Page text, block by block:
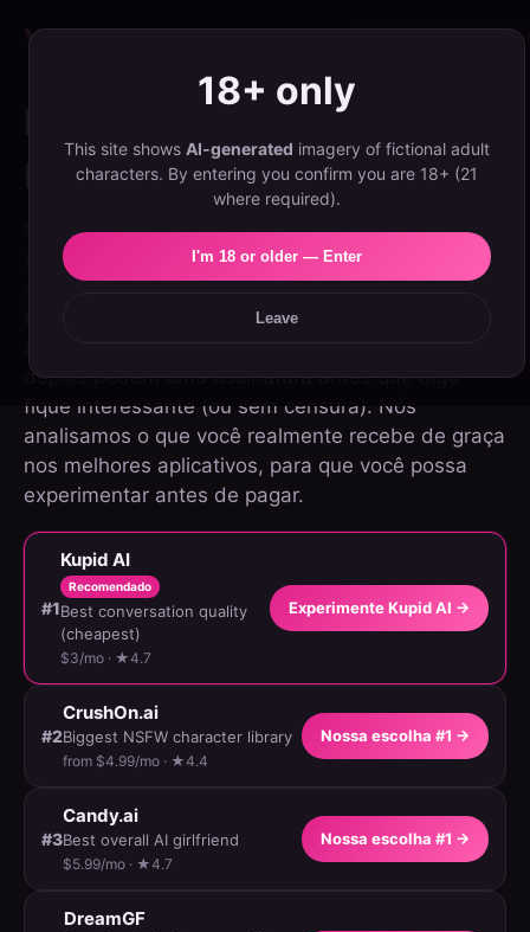
18+ only
This site shows AI-generated imagery of fictional adult
characters. By entering you confirm you are 18+ (21
where required).
I'm 18 or older — Enter
Leave
Velvet
Melhores Aplicativos de
Namorada AI Grátis (2026)
Quase todos os aplicativos de namorada AI
anunciam um nível gratuito, mas 'grátis' significa
coisas muito diferentes. Alguns oferecem chat de
texto ilimitado para sempre; outros te dão
depois pedem uma assinatura antes que algo
fique interessante (ou sem censura). Nós
analisamos o que você realmente recebe de graça
nos melhores aplicativos, para que você possa
experimentar antes de pagar.
#1
Kupid AI
Recomendado
Best conversation quality
(cheapest)
$3/mo · ★4.7
Experimente Kupid AI →
#2
CrushOn.ai
Biggest NSFW character library
from $4.99/mo · ★4.4
Nossa escolha #1 →
#3
Candy.ai
Best overall AI girlfriend
$5.99/mo · ★4.7
Nossa escolha #1 →
DreamGF